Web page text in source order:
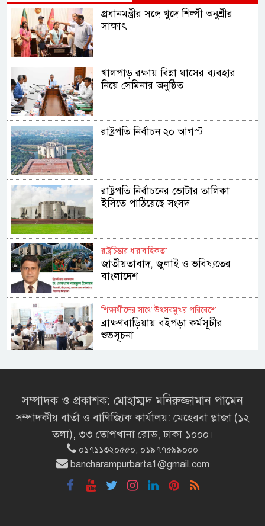
প্রধানমন্ত্রীর সঙ্গে খুদে শিল্পী অনুশ্রীর
সাক্ষাৎ
খালপাড় রক্ষায় বিন্না ঘাসের ব্যবহার
নিয়ে সেমিনার অনুষ্ঠিত
রাষ্ট্রপতি নির্বাচন ২০ আগস্ট
রাষ্ট্রপতি নির্বাচনের ভোটার তালিকা
ইসিতে পাঠিয়েছে সংসদ
রাষ্ট্রচিন্তার ধারাবাহিকতা
জাতীয়তাবাদ, জুলাই ও ভবিষ্যতের
বাংলাদেশ
শিক্ষার্থীদের সাথে উৎসবমুখর পরিবেশে
ব্রাক্ষণবাড়িয়ায় বইপড়া কর্মসূচীর
শুভসূচনা
মালয়েশিয়ায় মারামারি করে তিন
৪ বিয়ের পর অন্য নারীর ঘরে জামায়াত
সমর্থক!
প্রধানমন্ত্রীর সঙ্গে সাক্ষাৎ সৌদি আরবের
সম্পাদক ও প্রকাশক: মোহাম্মদ মনিরুজ্জামান পামেন
সম্পাদকীয় বার্তা ও বাণিজ্যিক কার্যালয়: মেহেরবা প্লাজা (১২
তলা), ৩৩ তোপখানা রোড, ঢাকা ১০০০।
০১৭১১৩২০৫৫০, ০১৯৭৭৫৯৯০০০
bancharampurbarta1@gmail.com